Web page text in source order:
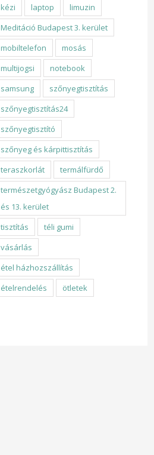
kézi
laptop
limuzin
Meditáció Budapest 3. kerület
mobiltelefon
mosás
multijogsi
notebook
samsung
szőnyegtisztítás
szőnyegtisztítás24
szőnyegtisztító
szőnyeg és kárpittisztítás
teraszkorlát
termálfürdő
természetgyógyász Budapest 2.
és 13. kerület
tisztítás
téli gumi
vásárlás
étel házhozszállítás
ételrendelés
ötletek